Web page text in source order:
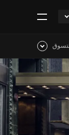
click
اضغط
اضغط